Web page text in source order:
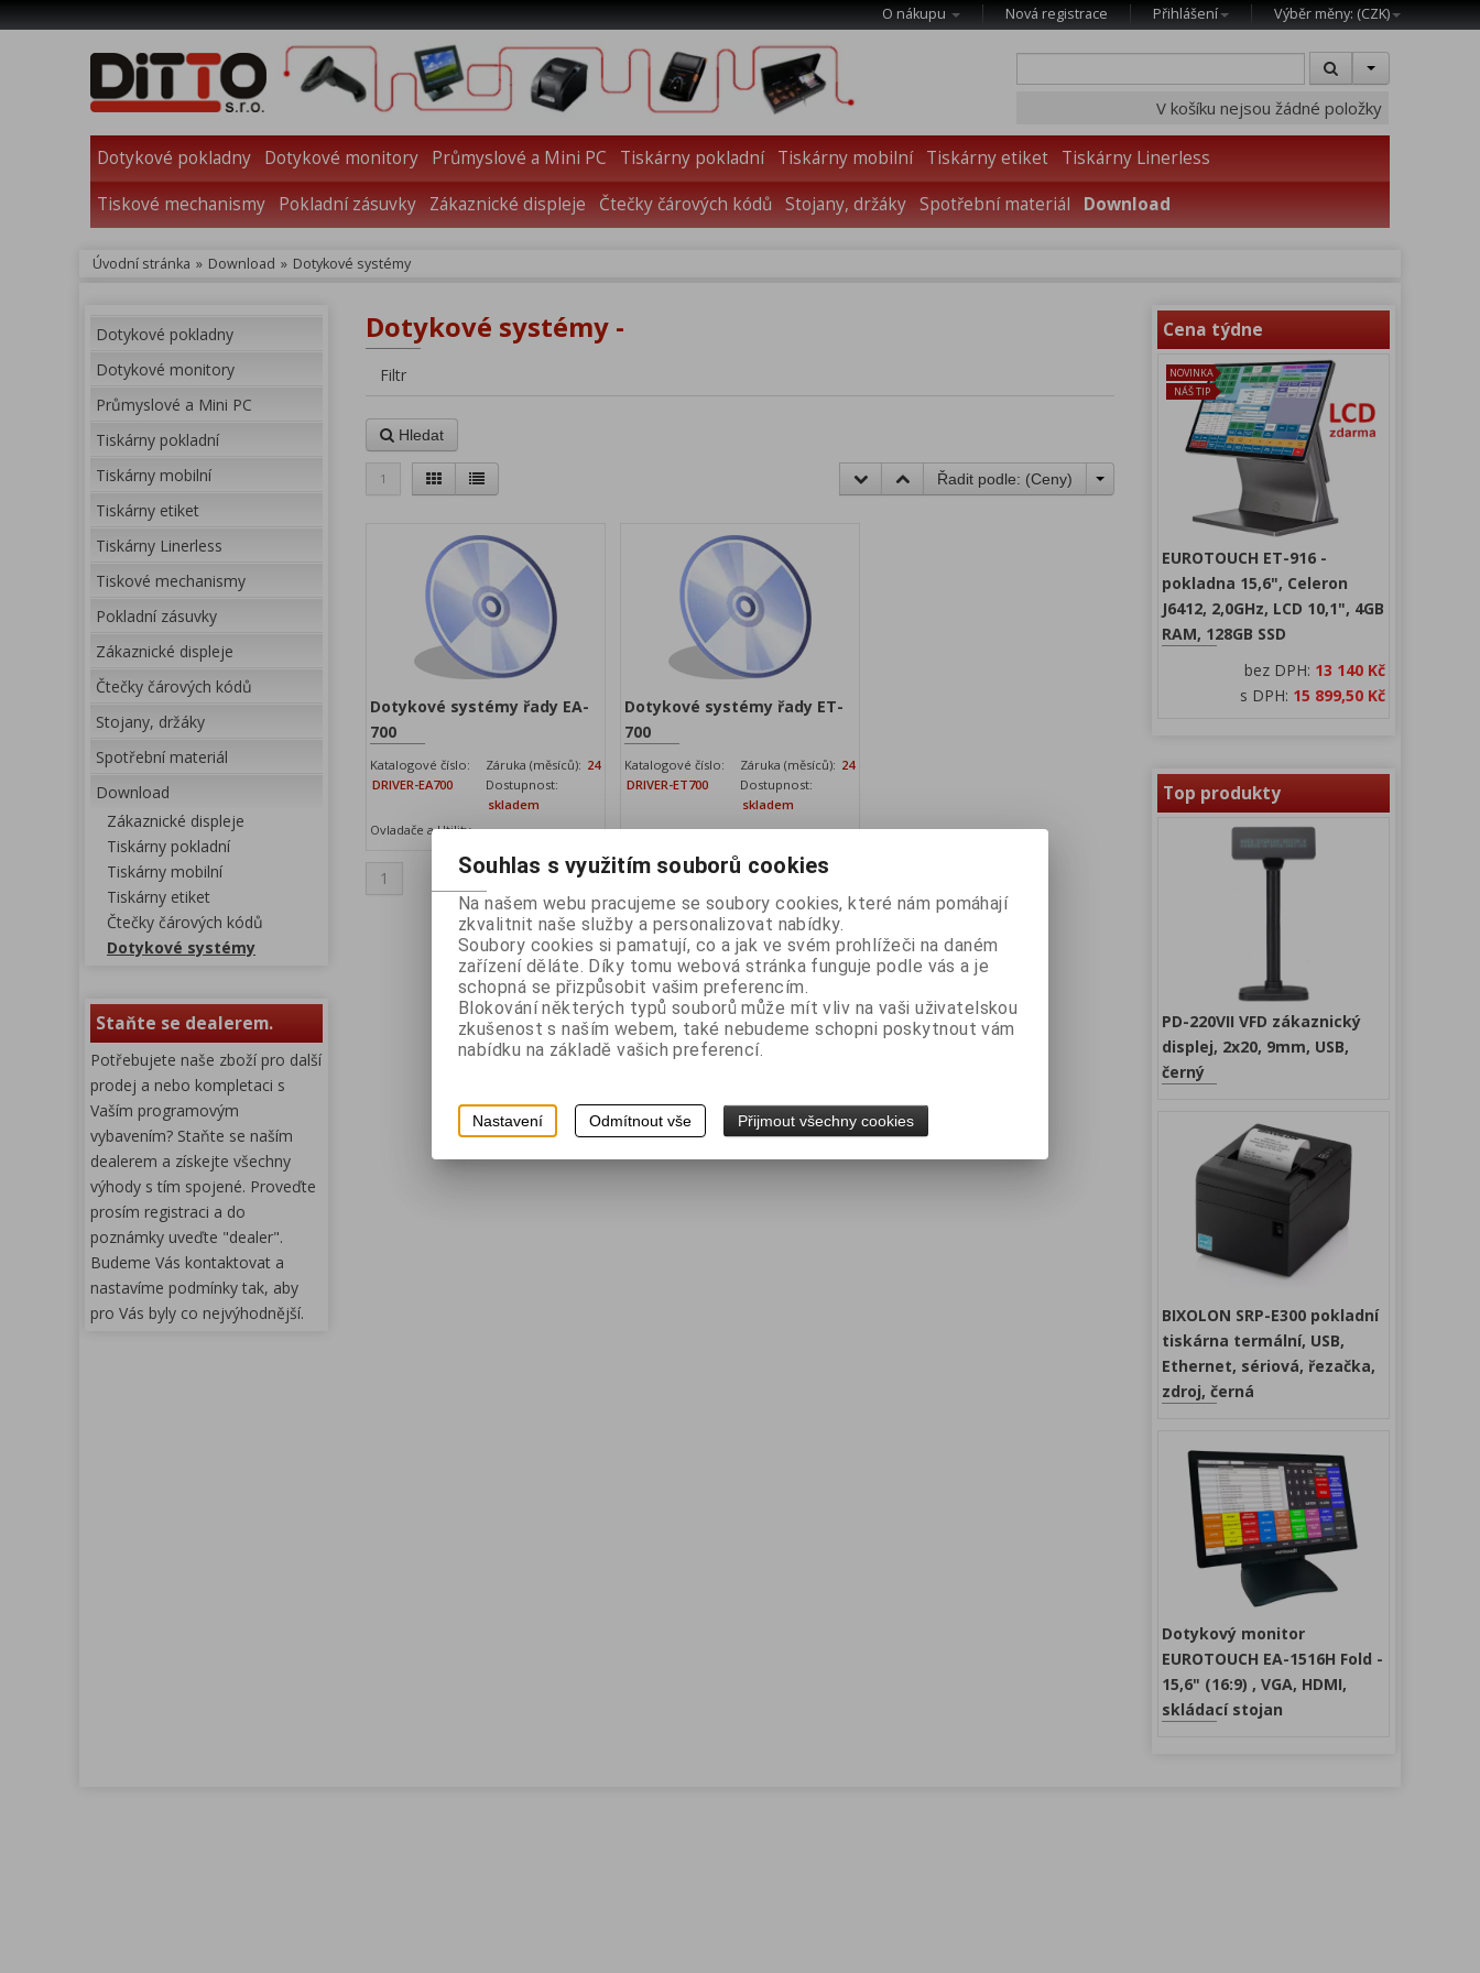
O nákupu Nová registrace Přihlášení Výběr měny: (CZK)
V košíku nejsou žádné položky
Dotykové pokladny Dotykové monitory Průmyslové a Mini PC Tiskárny pokladní Tiskárny mobilní Tiskárny etiket
Tiskárny Linerless
Tiskové mechanismy
Pokladní zásuvky Zákaznické displeje Čtečky čárových kódů Stojany, držáky Spotřební materiál Download
Úvodní stránka » Download » Dotykové systémy
Dotykové pokladny
Dotykové monitory
Průmyslové a Mini PC
Tiskárny pokladní
Tiskárny mobilní
Tiskárny etiket
Tiskárny Linerless
Tiskové mechanismy
Pokladní zásuvky
Zákaznické displeje
Čtečky čárových kódů
Stojany, držáky
Spotřební materiál
Download
Zákaznické displeje
Tiskárny pokladní
Tiskárny mobilní
Tiskárny etiket
Čtečky čárových kódů
Dotykové systémy
Staňte se dealerem.
Potřebujete naše zboží pro další
prodej a nebo kompletaci s
Vaším programovým
vybavením? Staňte se naším
dealerem a získejte všechny
výhody s tím spojené. Proveďte
prosím registraci a do
poznámky uveďte "dealer".
Budeme Vás kontaktovat a
nastavíme podmínky tak, aby
pro Vás byly co nejvýhodnější.
Dotykové systémy -
Filtr
Hledat
1 Řadit podle: (Ceny)
Dotykové systémy řady EA-
700
Katalogové číslo:
DRIVER-EA700
Záruka (měsíců): 24
Dostupnost:
skladem
Ovladače a Utility
Dotykové systémy řady ET-
700
Katalogové číslo:
DRIVER-ET700
Záruka (měsíců): 24
Dostupnost:
skladem
1
Cena týdne
NOVINKA
NÁŠ TIP
EUROTOUCH ET-916 -
pokladna 15,6", Celeron
J6412, 2,0GHz, LCD 10,1", 4GB
RAM, 128GB SSD
bez DPH: 13 140 Kč
s DPH: 15 899,50 Kč
Top produkty
PD-220VII VFD zákaznický
displej, 2x20, 9mm, USB,
černý
BIXOLON SRP-E300 pokladní
tiskárna termální, USB,
Ethernet, sériová, řezačka,
zdroj, černá
Dotykový monitor
EUROTOUCH EA-1516H Fold -
15,6" (16:9) , VGA, HDMI,
skládací stojan
Souhlas s využitím souborů cookies
Na našem webu pracujeme se soubory cookies, které nám pomáhají
zkvalitnit naše služby a personalizovat nabídky.
Soubory cookies si pamatují, co a jak ve svém prohlížeči na daném
zařízení děláte. Díky tomu webová stránka funguje podle vás a je
schopná se přizpůsobit vašim preferencím.
Blokování některých typů souborů může mít vliv na vaši uživatelskou
zkušenost s naším webem, také nebudeme schopni poskytnout vám
nabídku na základě vašich preferencí.
Nastavení Odmítnout vše Přijmout všechny cookies